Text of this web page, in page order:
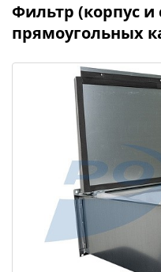
Фильтр (корпус и
прямоугольных